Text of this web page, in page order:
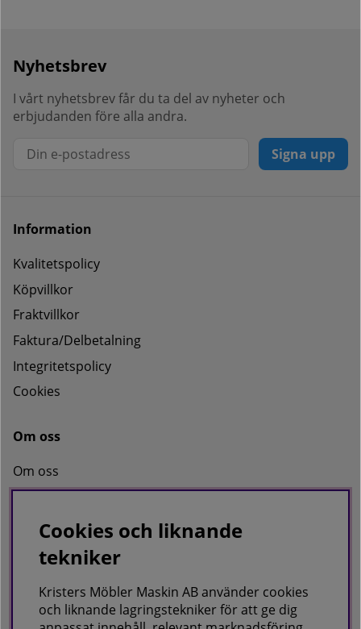
Nyhetsbrev
I vårt nyhetsbrev får du ta del av nyheter och
erbjudanden före alla andra.
Signa upp
Information
Kvalitetspolicy
Köpvillkor
Fraktvillkor
Faktura/Delbetalning
Integritetspolicy
Cookies
Om oss
Om oss
Kontakta oss
KRISTERS MÖBLER MASKIN AB
Postadress:
GÅRDSJÖ 41, 686 96 SUNNE
Cookies och liknande
tekniker
Kristers Möbler Maskin AB använder cookies
och liknande lagringstekniker för att ge dig